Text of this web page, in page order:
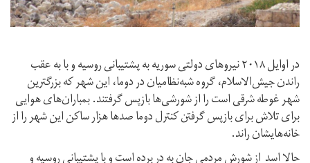
در اوایل ۲۰۱۸ نیروهای دولتی سوریه به پشتیبانی روسیه و با به عقب
راندن جیش‌الاسلام، گروه شبه‌نظامیان در دوما، این شهر که بزرگترین
شهر غوطه شرقی است را از شورشی‌ها بازپس گرفتند. بمباران‌های هوایی
برای تلاش برای بازپس گرفتن کنترل دوما صدها هزار ساکن این شهر را از
خانه‌هایشان راند.